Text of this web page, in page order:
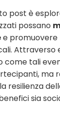
post è
possano
e
Attraverso
come tali
ma
resilienza
sia